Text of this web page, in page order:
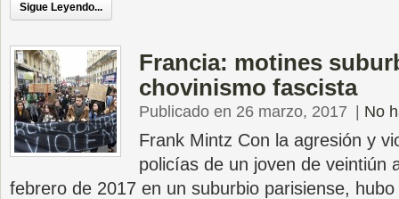
Sigue Leyendo...
Francia: motines
chovinismo fascista
Publicado en 26 marzo, 2017 No
Frank Mintz Con la agresión y
policías de un joven de veintiún
febrero de 2017 en un suburbio parisiense,